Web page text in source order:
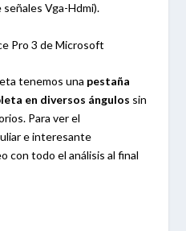
Vga-Hdmi).
tenemos una pestaña
en diversos ángulos sin
Para ver el
e interesante
con todo el análisis al final